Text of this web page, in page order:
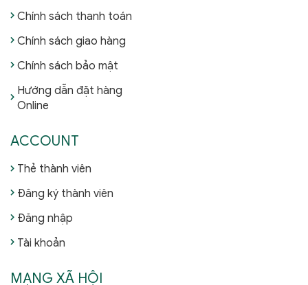
Chính sách thanh toán
Chính sách giao hàng
Chính sách bảo mật
Hướng dẫn đặt hàng
Online
ACCOUNT
Thẻ thành viên
Đăng ký thành viên
Đăng nhập
Tài khoản
MẠNG XÃ HỘI